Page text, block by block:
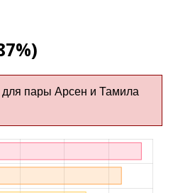
пары Арсен и Тамила